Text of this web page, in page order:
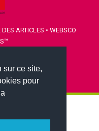
sur ce site,
pour
DES ARTICLES • WEBSCO